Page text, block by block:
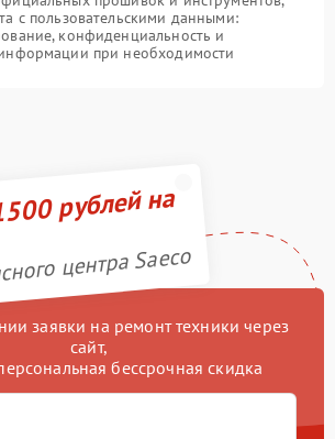
с пользовательскими данными:
конфиденциальность и
при необходимости
рублей на
центра Saeco
заявки на ремонт техники через
сайт,
бессрочная скидка